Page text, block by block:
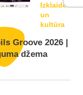
Izklaide
un
kultūra
Groove 2026 |
džema